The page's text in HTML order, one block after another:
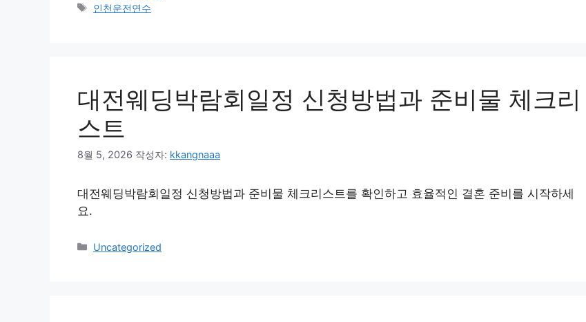
테
태
인천운전연수
대전웨딩박람회일정 신청방법과 준비물 체크리
스트
8월 5, 2026 작성자: kkangnaaa
대전웨딩박람회일정 신청방법과 준비물 체크리스트를 확인하고 효율적인 결혼 준비를 시작하세
요.
카
Uncategorized